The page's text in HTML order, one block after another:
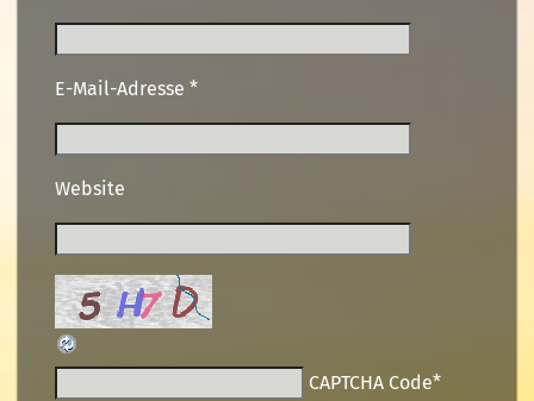
E-Mail-Adresse *
Website
CAPTCHA Code*